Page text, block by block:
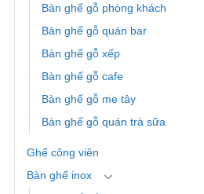
Bàn ghế gỗ phòng khách
Bàn ghế gỗ quán bar
Bàn ghế gỗ xếp
Bàn ghế gỗ cafe
Bàn ghế gỗ me tây
Bàn ghế gỗ quán trà sữa
Ghế công viên
Bàn ghế inox